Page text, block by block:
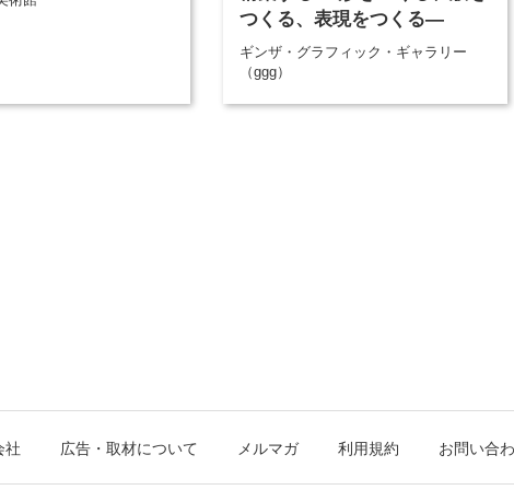
つくる、表現をつくる―
ギンザ・グラフィック・ギャラリー
（ggg）
社 広告・取材について メルマガ 利用規約 お問い合